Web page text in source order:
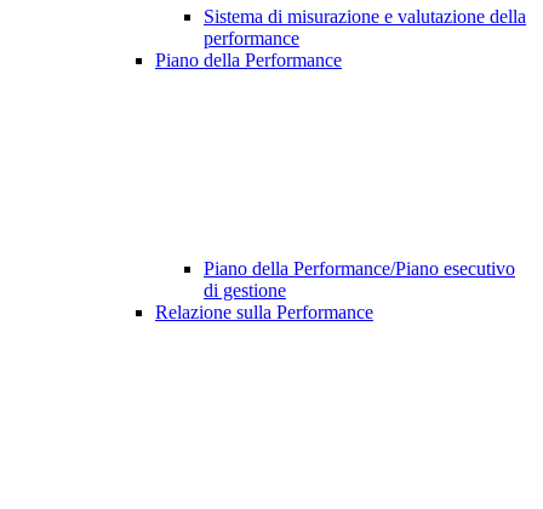
Sistema di misurazione e valutazione della
performance
Piano della Performance
Piano della Performance/Piano esecutivo
di gestione
Relazione sulla Performance